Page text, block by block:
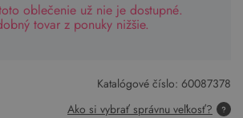
oblečenie už nie je dostupné.
tovar z ponuky nižšie.
Katalógové číslo: 60087378
Ako si vybrať správnu veľkosť?